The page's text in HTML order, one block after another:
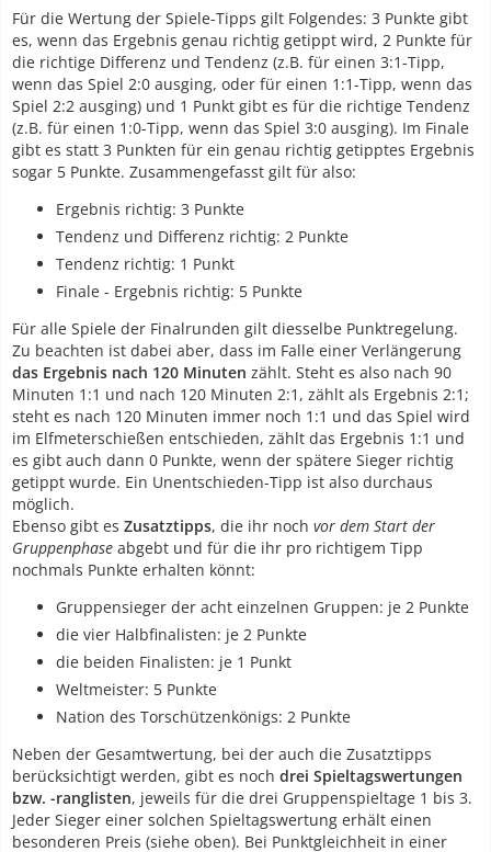
Für die Wertung der Spiele-Tipps gilt Folgendes: 3 Punkte gibt
es, wenn das Ergebnis genau richtig getippt wird, 2 Punkte für
die richtige Differenz und Tendenz (z.B. für einen 3:1-Tipp,
wenn das Spiel 2:0 ausging, oder für einen 1:1-Tipp, wenn das
Spiel 2:2 ausging) und 1 Punkt gibt es für die richtige Tendenz
(z.B. für einen 1:0-Tipp, wenn das Spiel 3:0 ausging). Im Finale
gibt es statt 3 Punkten für ein genau richtig getipptes Ergebnis
sogar 5 Punkte. Zusammengefasst gilt für also:
Ergebnis richtig: 3 Punkte
Tendenz und Differenz richtig: 2 Punkte
Tendenz richtig: 1 Punkt
Finale - Ergebnis richtig: 5 Punkte
Für alle Spiele der Finalrunden gilt diesselbe Punktregelung.
Zu beachten ist dabei aber, dass im Falle einer Verlängerung
das Ergebnis nach 120 Minuten zählt. Steht es also nach 90
Minuten 1:1 und nach 120 Minuten 2:1, zählt als Ergebnis 2:1;
steht es nach 120 Minuten immer noch 1:1 und das Spiel wird
im Elfmeterschießen entschieden, zählt das Ergebnis 1:1 und
es gibt auch dann 0 Punkte, wenn der spätere Sieger richtig
getippt wurde. Ein Unentschieden-Tipp ist also durchaus
möglich.
Ebenso gibt es Zusatztipps, die ihr noch vor dem Start der
Gruppenphase abgebt und für die ihr pro richtigem Tipp
nochmals Punkte erhalten könnt:
Gruppensieger der acht einzelnen Gruppen: je 2 Punkte
die vier Halbfinalisten: je 2 Punkte
die beiden Finalisten: je 1 Punkt
Weltmeister: 5 Punkte
Nation des Torschützenkönigs: 2 Punkte
Neben der Gesamtwertung, bei der auch die Zusatztipps
berücksichtigt werden, gibt es noch drei Spieltagswertungen
bzw. -ranglisten, jeweils für die drei Gruppenspieltage 1 bis 3.
Jeder Sieger einer solchen Spieltagswertung erhält einen
besonderen Preis (siehe oben). Bei Punktgleichheit in einer